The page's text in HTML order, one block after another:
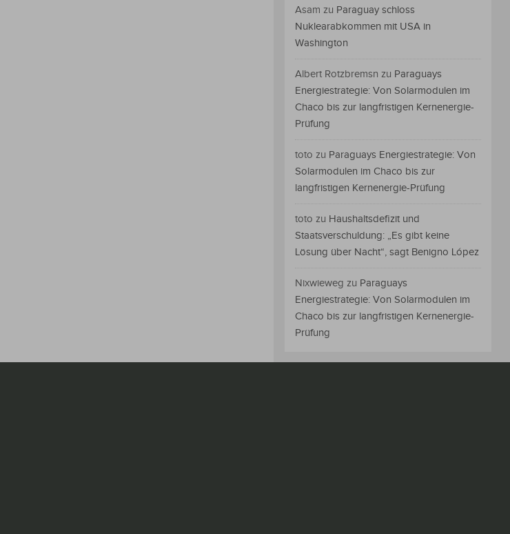
Asam zu Paraguay schloss
Nuklearabkommen mit USA in
Washington
Albert Rotzbremsn zu Paraguays
Energiestrategie: Von Solarmodulen im
Chaco bis zur langfristigen Kernenergie-
Prüfung
toto zu Paraguays Energiestrategie: Von
Solarmodulen im Chaco bis zur
langfristigen Kernenergie-Prüfung
toto zu Haushaltsdefizit und
Staatsverschuldung: „Es gibt keine
Lösung über Nacht“, sagt Benigno López
Nixwieweg zu Paraguays
Energiestrategie: Von Solarmodulen im
Chaco bis zur langfristigen Kernenergie-
Prüfung